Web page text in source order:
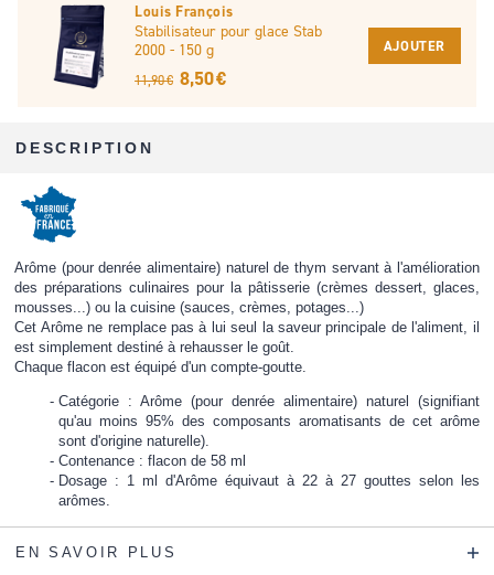
Louis François
Stabilisateur pour glace Stab
2000 - 150 g
11,90 € 8,50 €
AJOUTER
DESCRIPTION
Arôme (pour denrée alimentaire) naturel de thym servant à l'amélioration
des préparations culinaires pour la pâtisserie (crèmes dessert, glaces,
mousses...) ou la cuisine (sauces, crèmes, potages...)
Cet Arôme ne remplace pas à lui seul la saveur principale de l'aliment, il
est simplement destiné à rehausser le goût.
Chaque flacon est équipé d'un compte-goutte.
Catégorie : Arôme (pour denrée alimentaire) naturel (signifiant
qu'au moins 95% des composants aromatisants de cet arôme
sont d'origine naturelle).
Contenance : flacon de 58 ml
Dosage : 1 ml d'Arôme équivaut à 22 à 27 gouttes selon les
arômes.
EN SAVOIR PLUS